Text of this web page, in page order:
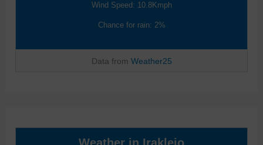
Wind Speed: 10.8Kmph
Chance for rain: 2%
Data from Weather25